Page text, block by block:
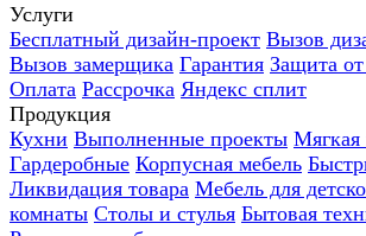
Услуги
Бесплатный дизайн-проект Вызов
Вызов замерщика Гарантия Защита
Оплата Рассрочка Яндекс сплит
Продукция
Кухни Выполненные проекты Мягкая
Гардеробные Корпусная мебель
Ликвидация товара Мебель для
комнаты Столы и стулья Бытовая